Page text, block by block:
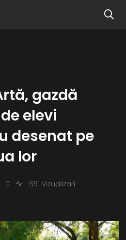
gazdă
elevi
desenat pe
lor
0
661 Vizualizari